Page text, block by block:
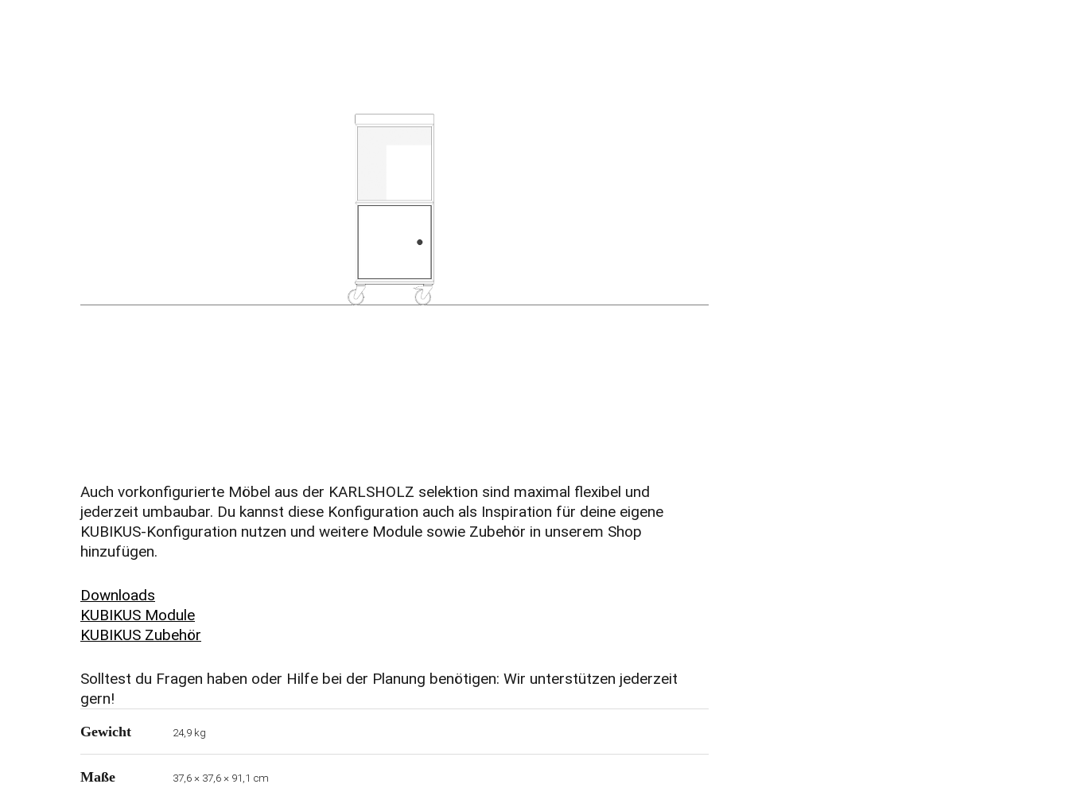
Auch vorkonfigurierte Möbel aus der KARLSHOLZ selektion sind maximal flexibel und
jederzeit umbaubar. Du kannst diese Konfiguration auch als Inspiration für deine eigene
KUBIKUS-Konfiguration nutzen und weitere Module sowie Zubehör in unserem Shop
hinzufügen.
Downloads
KUBIKUS Module
KUBIKUS Zubehör
Solltest du Fragen haben oder Hilfe bei der Planung benötigen: Wir unterstützen jederzeit
gern!
Gewicht 24,9 kg
Maße 37,6 × 37,6 × 91,1 cm